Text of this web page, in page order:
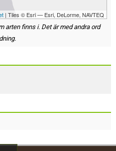
| Tiles © Esri — Esri, DeLorme, NAVTEQ
arten finns i. Det är med andra ord